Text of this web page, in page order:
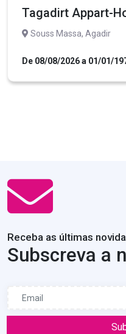
Tagadirt Appart-
Souss Massa, Agadir
De 08/08/2026 a 01/01/
Receba as últimas
Subscreva a